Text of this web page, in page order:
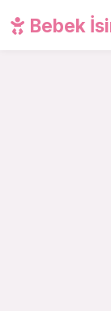
Bebek